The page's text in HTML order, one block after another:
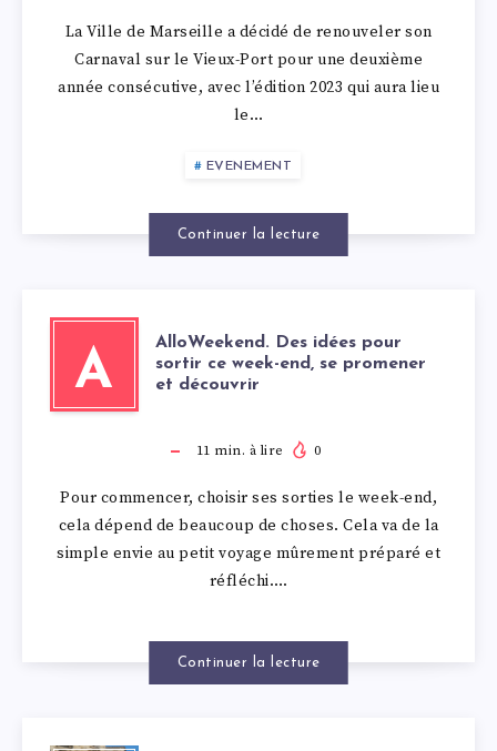
ET
RUELLES
PANIER
AU
VIEUX-
PORT
La Ville de Marseille a décidé de renouveler son
Carnaval sur le Vieux-Port pour une deuxième
année consécutive, avec l’édition 2023 qui aura lieu
le…
EVENEMENT
Continuer la lecture
A
AlloWeekend. Des idées pour
sortir ce week-end, se promener
et découvrir
11 min. à lire 0
Pour commencer, choisir ses sorties le week-end,
cela dépend de beaucoup de choses. Cela va de la
simple envie au petit voyage mûrement préparé et
réfléchi….
Continuer la lecture